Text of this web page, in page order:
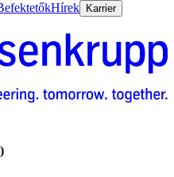
Hírek Karrier